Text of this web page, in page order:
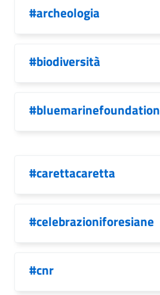
#archeologia
#biodiversità
#bluemarinefoundation
#carettacaretta
#celebrazioniforesiane
#cnr